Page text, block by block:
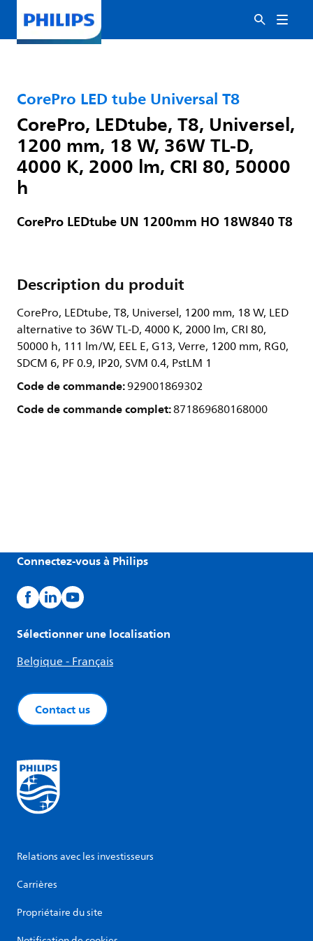
CorePro LED tube Universal T8
CorePro, LEDtube, T8, Universel,
1200 mm, 18 W, 36W TL-D,
4000 K, 2000 lm, CRI 80, 50000
h
CorePro LEDtube UN 1200mm HO 18W840 T8
Description du produit
CorePro, LEDtube, T8, Universel, 1200 mm, 18 W, LED
alternative to 36W TL-D, 4000 K, 2000 lm, CRI 80,
50000 h, 111 lm/W, EEL E, G13, Verre, 1200 mm, RG0,
SDCM 6, PF 0.9, IP20, SVM 0.4, PstLM 1
Code de commande:929001869302
Code de commande complet:871869680168000
Connectez-vous à Philips
Sélectionner une localisation
Belgique - Français
Contact us
Relations avec les investisseurs
Carrières
Propriétaire du site